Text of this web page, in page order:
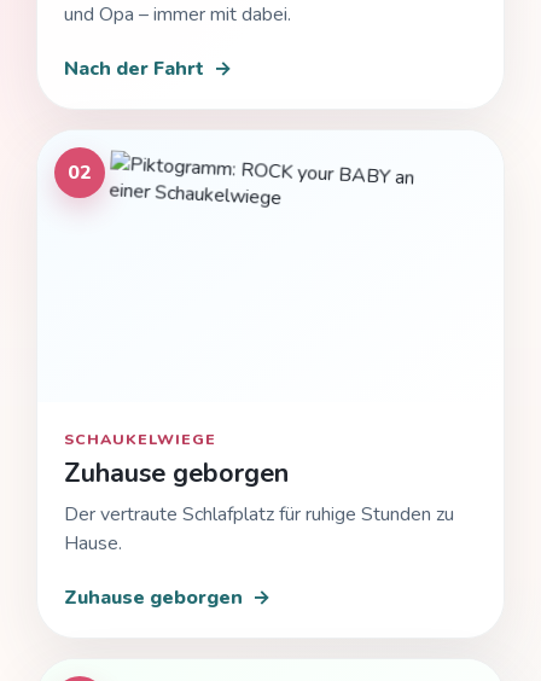
und Opa – immer mit dabei.
Nach der Fahrt →
02
SCHAUKELWIEGE
Zuhause geborgen
Der vertraute Schlafplatz für ruhige Stunden zu
Hause.
Zuhause geborgen →